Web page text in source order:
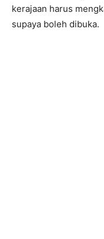
kerajaan harus
supaya boleh dibuka.